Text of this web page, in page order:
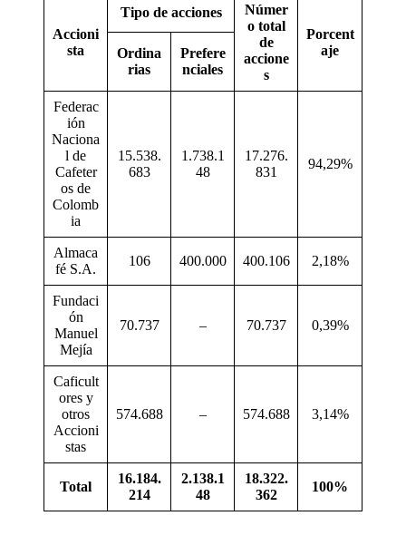
Accioni
sta
Tipo de acciones
Númer
o total
de
accione
s
Porcent
aje
Ordina
rias
Prefere
nciales
Federac
ión
Naciona
l de
Cafeter
os de
Colomb
ia
15.538.
683
1.738.1
48
17.276.
831
94,29%
Almaca
fé S.A.
106 400.000 400.106 2,18%
Fundaci
ón
Manuel
Mejía
70.737 – 70.737 0,39%
Caficult
ores y
otros
Accioni
stas
574.688 – 574.688 3,14%
Total
16.184.
214
2.138.1
48
18.322.
362
100%